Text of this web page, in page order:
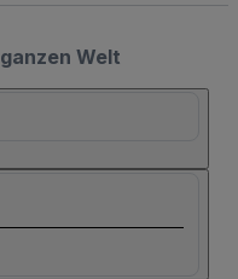
Welt